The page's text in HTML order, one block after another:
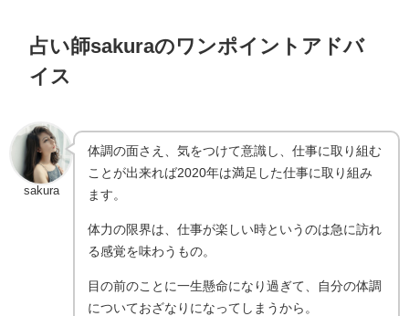
占い師sakuraのワンポイントアドバ
イス
sakura
体調の面さえ、気をつけて意識し、仕事に取り組む
ことが出来れば2020年は満足した仕事に取り組み
ます。
体力の限界は、仕事が楽しい時というのは急に訪れ
る感覚を味わうもの。
目の前のことに一生懸命になり過ぎて、自分の体調
についておざなりになってしまうから。